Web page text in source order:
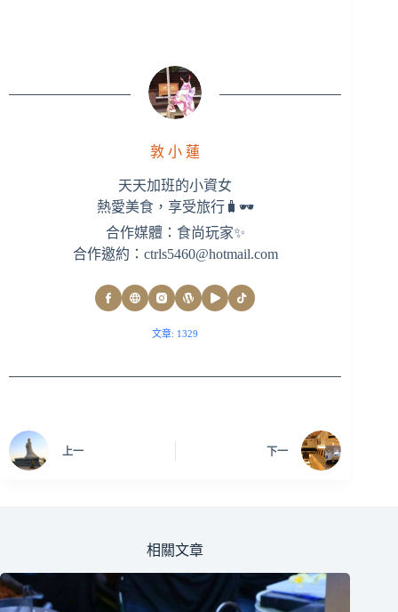
敦 小 蓮
天天加班的小資女
熱愛美食，享受旅行🧳🕶
合作媒體：食尚玩家✨
合作邀約： ctrls5460@hotmail.com
文章: 1329
上一 下一
相關文章